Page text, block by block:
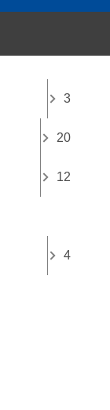
3
20
12
4